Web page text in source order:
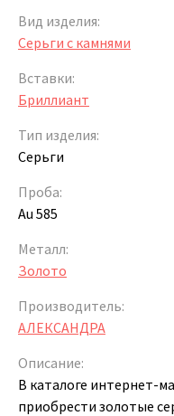
Вид изделия:
Серьги с камнями
Вставки:
Бриллиант
Тип изделия:
Серьги
Проба:
Au 585
Металл:
Золото
Производитель:
АЛЕКСАНДРА
Описание:
В каталоге интернет-
приобрести золотые